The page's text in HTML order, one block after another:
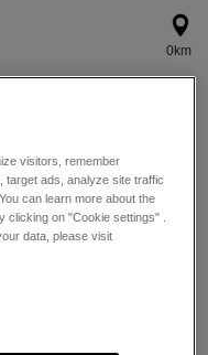
0km
227A, Av. Circunvalar #
visitors, remember
target ads, analyze site traffic
can learn more about the
on "Cookie settings" .
data, please visit